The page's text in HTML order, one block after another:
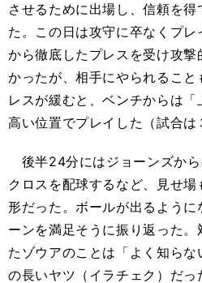
させるために出場し、信頼を得
た。この日は攻守に卒なくプレ
から徹底したプレスを受け攻
かったが、相手にやられるこ
レスが緩むと、ベンチからは「
高い位置でプレイした（試合は
後半24分にはジョーンズか
クロスを配球するなど、見せ
形だった。ボールが出るよう
ーンを満足そうに振り返った。
たゾウアのことは「よく知ら
の長いヤツ（イラチェク）だ